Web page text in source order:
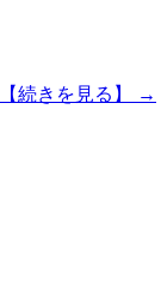
【続きを見る】 →